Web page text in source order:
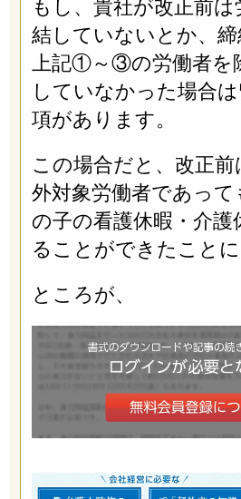
もし、貴社が改正前
結していないとか、
上記①～③の労働者を
していなかった場合
項があります。
この場合だと、改正
外対象労働者であって
の子の看護休暇・介護
ることができたことに
ところが、